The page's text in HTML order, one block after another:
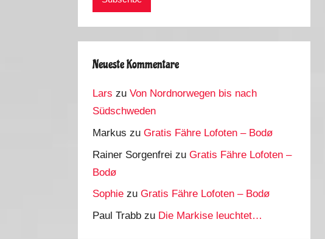
Neueste Kommentare
Lars zuVon Nordnorwegen bis nach
Südschweden
Markus zuGratis Fähre Lofoten – Bodø
Rainer Sorgenfrei zuGratis Fähre Lofoten –
Bodø
Sophie zuGratis Fähre Lofoten – Bodø
Paul Trabb zu Die Markise leuchtet…